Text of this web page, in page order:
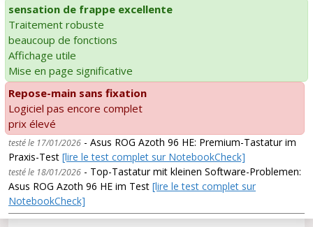
sensation de frappe excellente
Traitement robuste
beaucoup de fonctions
Affichage utile
Mise en page significative
Repose-main sans fixation
Logiciel pas encore complet
prix élevé
testé le 17/01/2026 - Asus ROG Azoth 96 HE: Premium-Tastatur im
Praxis-Test [lire le test complet sur NotebookCheck]
testé le 18/01/2026 - Top-Tastatur mit kleinen Software-Problemen:
Asus ROG Azoth 96 HE im Test [lire le test complet sur
NotebookCheck]